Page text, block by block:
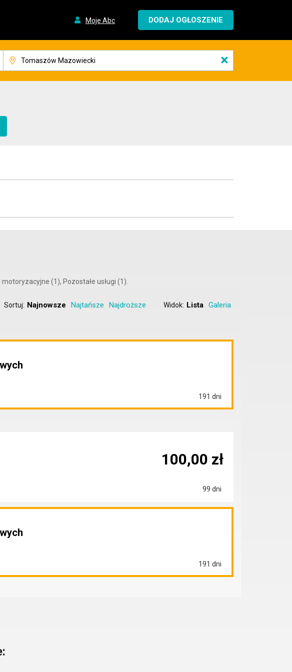
Moje Abc DODAJ OGŁOSZENIE
×
(1), Pozostałe usługi (1).
Sortuj: Najnowsze Najtańsze Najdroższe Widok: Lista Galeria
191 dni
99 dni
100,00 zł
191 dni